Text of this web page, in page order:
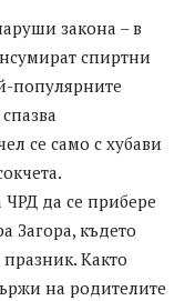
закона – в
спиртни
популярните
се само с хубави
да се прибере
Загора, където
Както
на родителите